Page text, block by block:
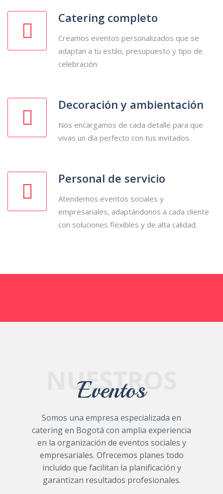
Catering completo
Creamos eventos personalizados que se
adaptan a tu estilo, presupuesto y tipo de
celebración.
Decoración y ambientación
Nos encargamos de cada detalle para que
vivas un día perfecto con tus invitados.
Personal de servicio
Atendemos eventos sociales y
empresariales, adaptándonos a cada cliente
con soluciones flexibles y de alta calidad.
NUESTROS
Eventos
Somos una empresa especializada en
catering en Bogotá con amplia experiencia
en la organización de eventos sociales y
empresariales. Ofrecemos planes todo
incluido que facilitan la planificación y
garantizan resultados profesionales.